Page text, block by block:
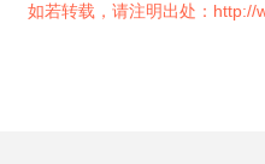
如若转载，请注明出处：